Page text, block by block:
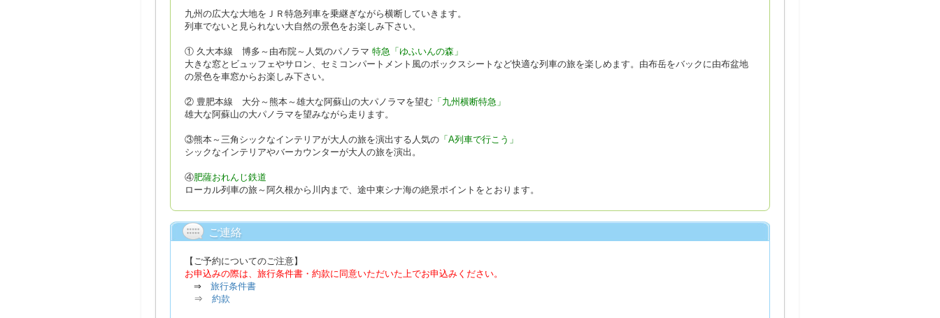
九州の広大な大地をＪＲ特急列車を乗継ぎながら横断していきます。
列車でないと見られない大自然の景色をお楽しみ下さい。
① 久大本線 博多～由布院～人気のパノラマ 特急「ゆふいんの森」
大きな窓とビュッフェやサロン、セミコンパートメント風のボックスシートなど快適な列車の旅を楽しめます。由布岳をバックに由布盆地
の景色を車窓からお楽しみ下さい。
② 豊肥本線 大分～熊本～雄大な阿蘇山の大パノラマを望む 「九州横断特急」
雄大な阿蘇山の大パノラマを望みながら走ります。
③熊本～三角シックなインテリアが大人の旅を演出する人気の 「A列車で行こう」
シックなインテリアやバーカウンターが大人の旅を演出。
④肥薩おれんじ鉄道
ローカル列車の旅～阿久根から川内まで、途中東シナ海の絶景ポイントをとおります。
ご連絡
【ご予約についてのご注意】
お申込みの際は、旅行条件書・約款に同意いただいた上でお申込みください。
⇒ 旅行条件書
⇒ 約款